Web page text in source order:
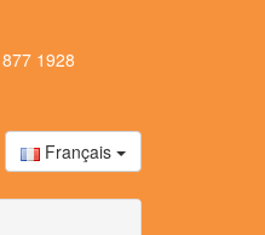
1928
Français